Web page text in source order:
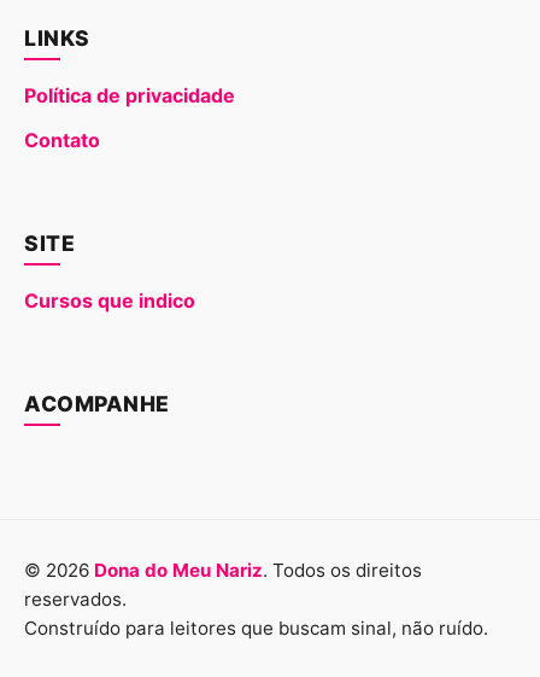
LINKS
Política de privacidade
Contato
SITE
Cursos que indico
ACOMPANHE
© 2026 Dona do Meu Nariz. Todos os direitos
reservados.
Construído para leitores que buscam sinal, não ruído.